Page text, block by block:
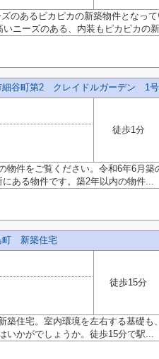
のあるピカピカの新築物件となって
ニーズのある、内装もピカピカの
谷町第2 クレイドルガーデン 1
徒歩1分
物件をご覧ください。令和6年6月
ある物件です。築2年以内の物件...
町 新築住宅
徒歩15分
住宅。室内環境を左右する基礎も
いかがでしょうか。徒歩15分で駅...